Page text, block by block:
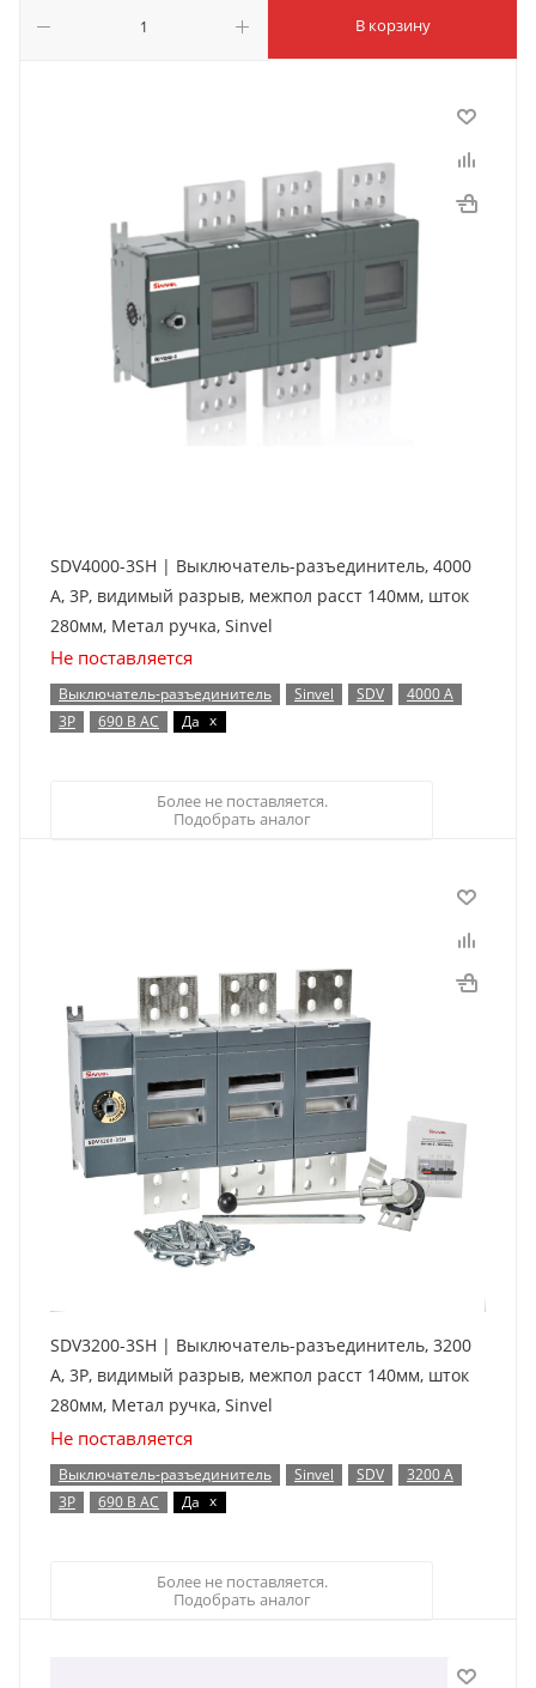
В корзину
SDV4000-3SH | Выключатель-разъединитель, 4000
А, 3Р, видимый разрыв, межпол расст 140мм, шток
280мм, Метал ручка, Sinvel
Не поставляется
Выключатель-разъединитель Sinvel SDV
4000 А
3P
690 В AC Да x
Более не поставляется.
Подобрать аналог
SDV3200-3SH | Выключатель-разъединитель, 3200
А, 3Р, видимый разрыв, межпол расст 140мм, шток
280мм, Метал ручка, Sinvel
Не поставляется
Выключатель-разъединитель Sinvel SDV
3200 А
3P
690 В AC Да x
Более не поставляется.
Подобрать аналог